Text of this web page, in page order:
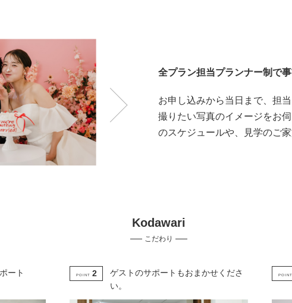
全プラン担当プランナー制で
お申し込みから当日まで、担
撮りたい写真のイメージをお
のスケジュールや、見学のご
Kodawari
こだわり
ート POINT 2
ゲストのサポートもおまかせくださ
い。